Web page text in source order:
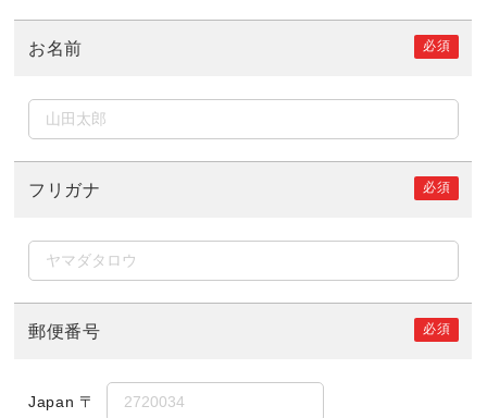
お名前 必須
フリガナ 必須
郵便番号 必須
Japan 〒